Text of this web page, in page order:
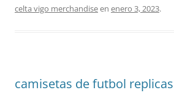
celta vigo merchandiseen enero 3, 2023.
camisetas de futbol